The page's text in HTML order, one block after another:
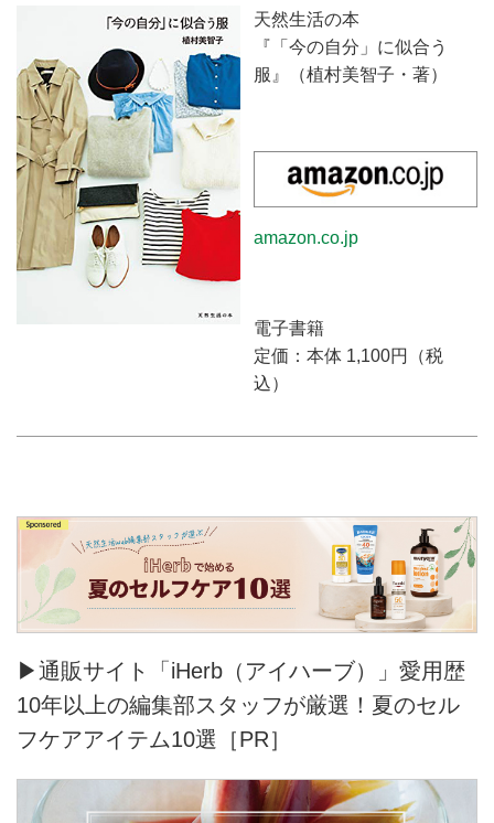
しむお手伝いをいたします。
天然生活の本
『「今の自分」に似合う
服』（植村美智子・著）
amazon.co.jp
電子書籍
定価：本体 1,100円（税
込）
▶通販サイト「iHerb（アイハーブ）」愛用歴
10年以上の編集部スタッフが厳選！夏のセル
フケアアイテム10選［PR］